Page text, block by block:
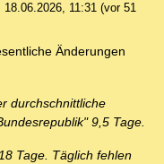
18.06.2026, 11:31 (vor 51
Änderungen
durchschnittliche
9,5 Tage.
Tage. Täglich fehlen